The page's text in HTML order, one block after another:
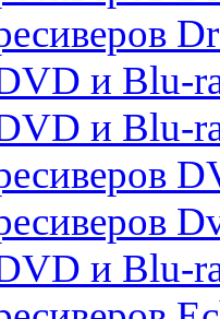
и Blu-
и Blu-
и Blu-